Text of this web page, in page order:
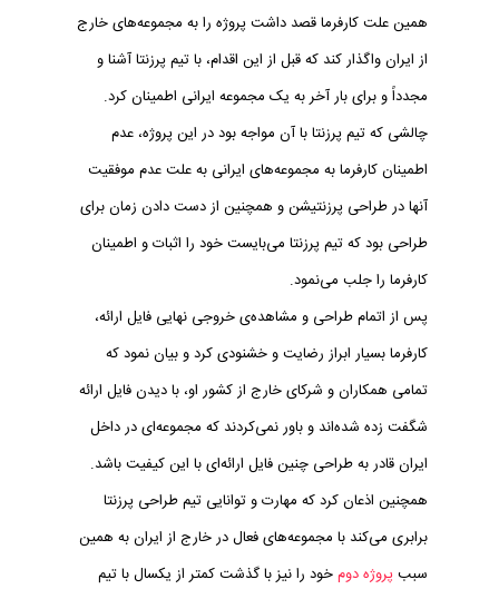
همین علت کارفرما قصد داشت پروژه را به مجموعه‌های خارج
از ایران واگذار کند که قبل از این اقدام، با تیم پرزنتا آشنا و
مجدداً و برای بار آخر به یک مجموعه ایرانی اطمینان کرد.
چالشی که تیم پرزنتا با آن مواجه بود در این پروژه، عدم
اطمینان کارفرما به مجموعه‌های ایرانی به علت عدم موفقیت
آنها در طراحی پرزنتیشن و همچنین از دست دادن زمان برای
طراحی بود که تیم پرزنتا می‌بایست خود را اثبات و اطمینان
کارفرما را جلب می‌نمود.
پس از اتمام طراحی و مشاهده‌ی خروجی نهایی فایل ارائه،
کارفرما بسیار ابراز رضایت و خشنودی کرد و بیان نمود که
تمامی همکاران و شرکای خارج از کشور او، با دیدن فایل ارائه
شگفت زده شده‌اند و باور نمی‌کردند که مجموعه‌ای در داخل
ایران قادر به طراحی چنین فایل ارائه‌ای با این کیفیت باشد.
همچنین اذعان کرد که مهارت و توانایی تیم طراحی پرزنتا
برابری می‌کند با مجموعه‌های فعال در خارج از ایران به همین
سببپروژه دومخود را نیز با گذشت کمتر از یکسال با تیم